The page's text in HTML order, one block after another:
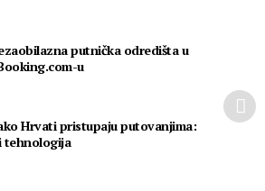
putnička odredišta u
u
Hrvati pristupaju putovanjima:
tehnologija